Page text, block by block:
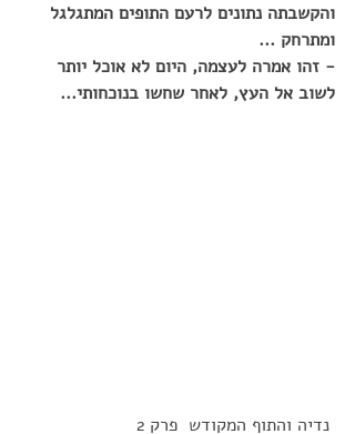
והקשבתה נתונים לרעם התופים המתגלגל
ומתרחק ...
- זהו אמרה לעצמה, היום לא אוכל יותר
לשוב אל העץ, לאחר שחשו בנוכחותי...